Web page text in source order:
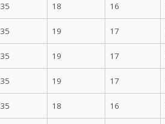
35 18 16
35 19 17
35 19 17
35 19 17
35 18 16